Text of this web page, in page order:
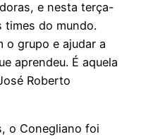
e nesta terça-
times do mundo.
o grupo e ajudar a
aprendeu. É aquela
Roberto
o Conegliano foi